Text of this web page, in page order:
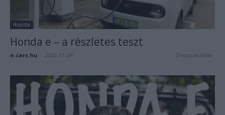
Honda
Honda e – a részletes teszt
e-cars.hu 2020-11-24 2 hozzászólás